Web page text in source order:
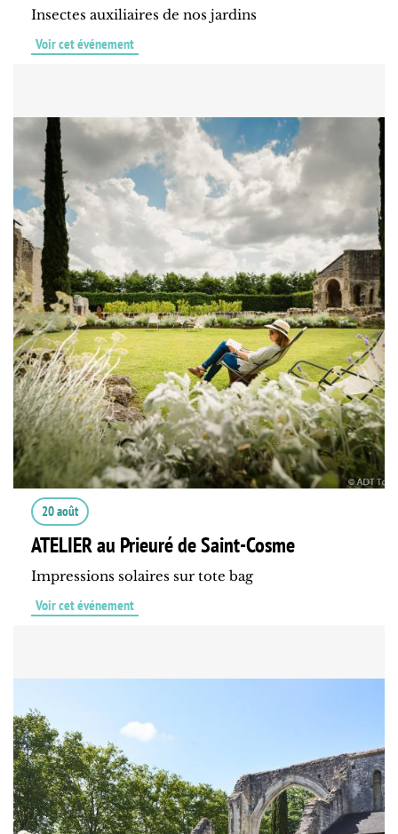
Insectes auxiliaires de nos jardins
Voir cet événement
20 août
ATELIER au Prieuré de Saint-Cosme
Impressions solaires sur tote bag
Voir cet événement